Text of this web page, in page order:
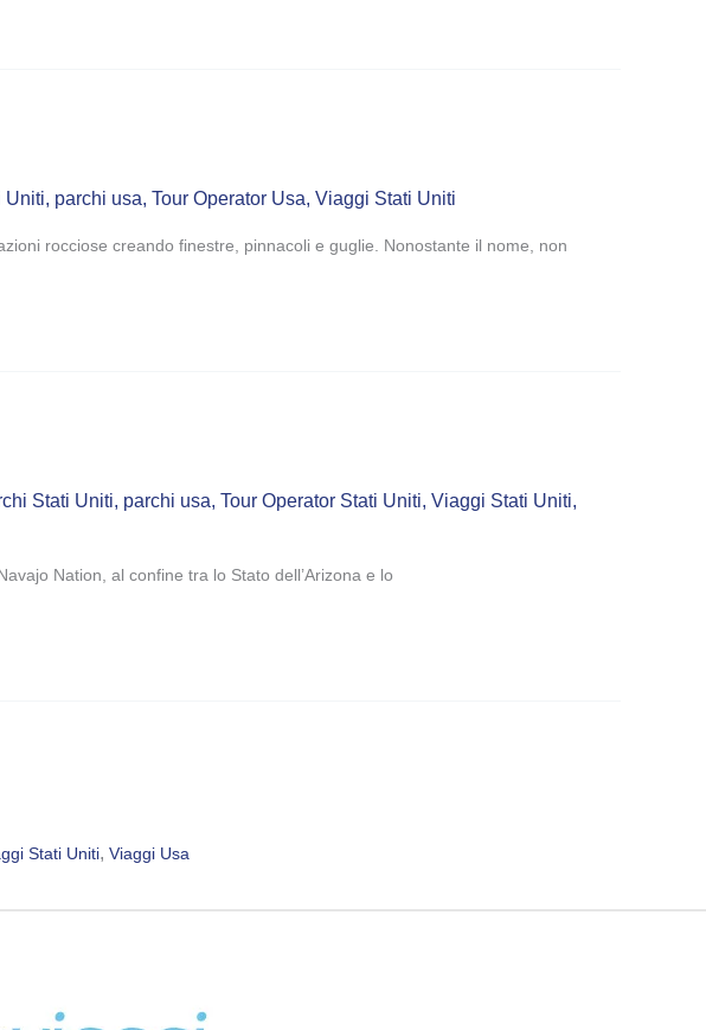
Uniti, parchi usa, Tour Operator Usa, Viaggi Stati Uniti
rocciose creando finestre, pinnacoli e guglie. Nonostante il nome, non
Stati Uniti, parchi usa, Tour Operator Stati Uniti, Viaggi Stati Uniti,
Nation, al confine tra lo Stato dell’Arizona e lo
Stati Uniti, Viaggi Usa